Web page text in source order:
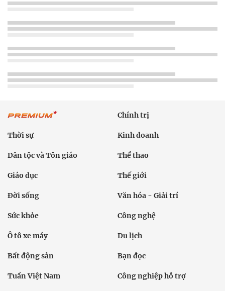
Chính trị
Thời sự Kinh doanh
Dân tộc và Tôn giáo Thể thao
Giáo dục Thế giới
Đời sống Văn hóa - Giải trí
Sức khỏe Công nghệ
Ô tô xe máy Du lịch
Bất động sản Bạn đọc
Tuần Việt Nam Công nghiệp hỗ trợ